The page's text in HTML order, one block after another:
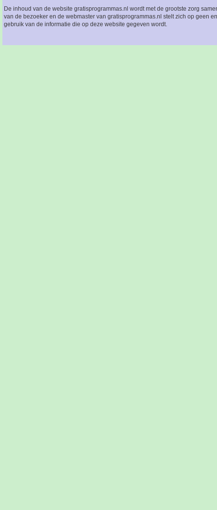
De inhoud van de website gratisprogrammas.nl wordt met de grootste zorg
van de bezoeker en de webmaster van gratisprogrammas.nl stelt zich op geen
gebruik van de informatie die op deze website gegeven wordt.